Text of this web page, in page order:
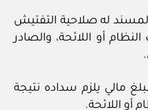
له صلاحية التفتيش
أو اللائحة، والصادر
مالي يلزم سداده نتيجة
أو اللائحة.